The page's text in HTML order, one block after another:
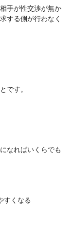
手が性交渉が無か
する側が行わなく
です。
なればいくらでも
すくなる